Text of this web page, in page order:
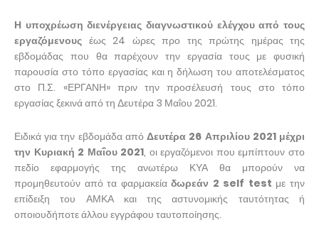
Η υποχρέωση διενέργειας διαγνωστικού ελέγχου από τους
εργαζόμενους έως 24 ώρες προ της πρώτης ημέρας της
εβδομάδας που θα παρέχουν την εργασία τους με φυσική
παρουσία στο τόπο εργασίας και η δήλωση του αποτελέσματος
στο Π.Σ. «ΕΡΓΑΝΗ» πριν την προσέλευσή τους στο τόπο
εργασίας ξεκινά από τη Δευτέρα 3 Μαΐου 2021.
Ειδικά για την εβδομάδα απόΔευτέρα 26 Απριλίου 2021 μέχρι
την Κυριακή 2 Μαΐου 2021, οι εργαζόμενοι που εμπίπτουν στο
πεδίο εφαρμογής της ανωτέρω ΚΥΑ θα μπορούν να
προμηθευτούν από τα φαρμακείαδωρεάν 2 self test με την
επίδειξη του ΑΜΚΑ και της αστυνομικής ταυτότητας ή
οποιουδήποτε άλλου εγγράφου ταυτοποίησης.